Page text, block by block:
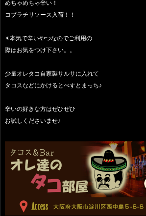
めちゃめちゃ辛い！
コブラチリソース入荷！！
✴︎本気で辛いやつなのでご利用の
際はお気をつけ下さい。。
少量オレタコ自家製サルサに入れて
タコスなどにかけるとべすとまっち♪
辛いの好きな方はぜひぜひ
お試しくださいませ♪